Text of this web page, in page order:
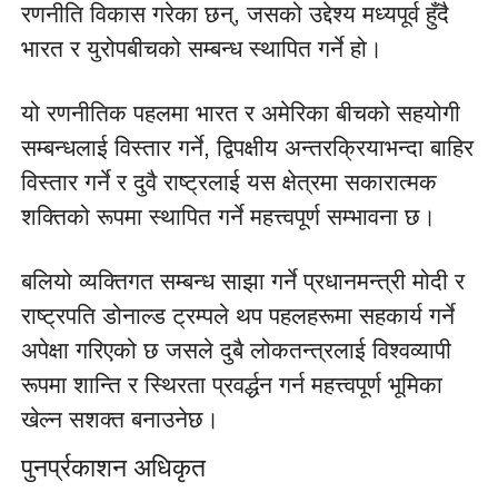
रणनीति विकास गरेका छन्, जसको उद्देश्य मध्यपूर्व हुँदै
भारत र युरोपबीचको सम्बन्ध स्थापित गर्ने हो।
यो रणनीतिक पहलमा भारत र अमेरिका बीचको सहयोगी
सम्बन्धलाई विस्तार गर्ने, द्विपक्षीय अन्तरक्रियाभन्दा बाहिर
विस्तार गर्ने र दुवै राष्ट्रलाई यस क्षेत्रमा सकारात्मक
शक्तिको रूपमा स्थापित गर्ने महत्त्वपूर्ण सम्भावना छ।
बलियो व्यक्तिगत सम्बन्ध साझा गर्ने प्रधानमन्त्री मोदी र
राष्ट्रपति डोनाल्ड ट्रम्पले थप पहलहरूमा सहकार्य गर्ने
अपेक्षा गरिएको छ जसले दुबै लोकतन्त्रलाई विश्वव्यापी
रूपमा शान्ति र स्थिरता प्रवर्द्धन गर्न महत्त्वपूर्ण भूमिका
खेल्न सशक्त बनाउनेछ।
पुनर्प्रकाशन अधिकृत